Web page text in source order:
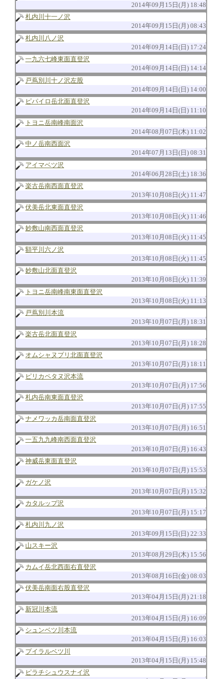
2014年09月15日(月) 18:48
札内川十一ノ沢
2014年09月15日(月) 08:43
札内川八ノ沢
2014年09月14日(日) 17:24
一九六七峰東面直登沢
2014年09月14日(日) 14:14
戸蔦別川十ノ沢左股
2014年09月14日(日) 14:00
ピパイロ岳北面直登沢
2014年09月14日(日) 11:10
トヨニ岳南峰南面沢
2014年08月07日(木) 11:02
中ノ岳南西面沢
2014年07月13日(日) 08:31
アイマベツ沢
2014年06月28日(土) 18:36
楽古岳南西面直登沢
2013年10月08日(火) 11:47
伏美岳北東面直登沢
2013年10月08日(火) 11:46
妙敷山南西面直登沢
2013年10月08日(火) 11:45
額平川六ノ沢
2013年10月08日(火) 11:45
妙敷山北面直登沢
2013年10月08日(火) 11:39
トヨニ岳南峰南東面直登沢
2013年10月08日(火) 11:13
戸蔦別川本流
2013年10月07日(月) 18:31
楽古岳北面直登沢
2013年10月07日(月) 18:28
オムシャヌプリ北面直登沢
2013年10月07日(月) 18:11
ピリカペタヌ沢本流
2013年10月07日(月) 17:56
札内岳南東面直登沢
2013年10月07日(月) 17:55
ナメワッカ岳南面直登沢
2013年10月07日(月) 16:51
一五九九峰南西面直登沢
2013年10月07日(月) 16:43
神威岳東面直登沢
2013年10月07日(月) 15:53
ガケノ沢
2013年10月07日(月) 15:32
カタルップ沢
2013年10月07日(月) 15:17
札内川九ノ沢
2013年09月15日(日) 22:33
山スキー沢
2013年08月29日(木) 15:56
カムイ岳北西面右直登沢
2013年08月16日(金) 08:03
伏美岳南面右股直登沢
2013年04月15日(月) 21:18
新冠川本流
2013年04月15日(月) 16:09
シュンベツ川本流
2013年04月15日(月) 16:03
プイラルベツ川
2013年04月15日(月) 15:48
ピラチシュウスナイ沢